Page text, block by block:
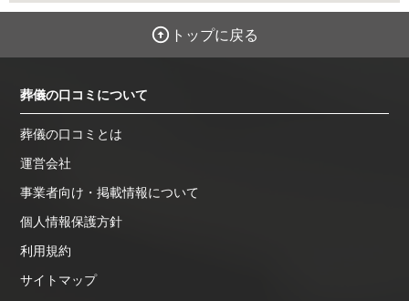
トップに戻る
葬儀の口コミについて
葬儀の口コミとは
運営会社
事業者向け・掲載情報について
個人情報保護方針
利用規約
サイトマップ